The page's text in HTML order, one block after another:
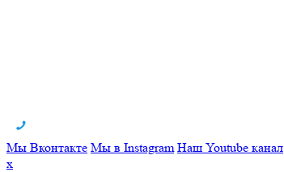
Мы Вконтакте Мы в Instagram Наш Youtube канал
x